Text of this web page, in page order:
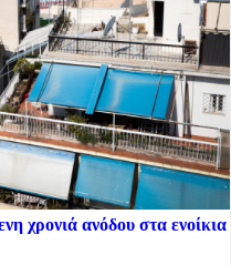
χρονιά ανόδου στα ενοίκια